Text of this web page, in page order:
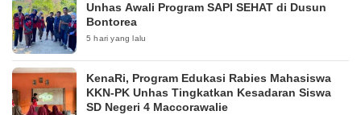
Unhas Awali Program SAPI SEHAT di Dusun
Bontorea
5 hari yang lalu
KenaRi, Program Edukasi Rabies Mahasiswa
KKN-PK Unhas Tingkatkan Kesadaran Siswa
SD Negeri 4 Maccorawalie